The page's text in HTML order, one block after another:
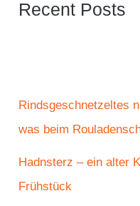
Recent Posts
Rindsgeschnetzeltes
was beim
Hadnsterz – ein alter
Frühstück